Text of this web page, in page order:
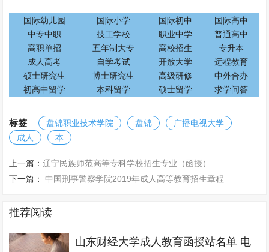
国际幼儿园 国际小学 国际初中
国际高中
中专中职
技工学校 职业中学
普通高中
高职单招
五年制大专 高校招生
专升本
成人高考
自学考试 开放大学
远程教育
硕士研究生
博士研究生 高级研修
中外合办
初高中留学
本科留学 硕士留学 求学问答
标签 盘锦职业技术学院 盘锦
广播电视大学
成人
本
上一篇：辽宁民族师范高等专科学校招生专业（函授）
下一篇：
中国刑事警察学院2019年成人高等教育招生章程
推荐阅读
山东财经大学成人教育函授站名单 电